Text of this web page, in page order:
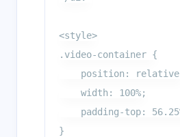
<style>
.video-container {
position:
    width: 100%;
padding-top:
}